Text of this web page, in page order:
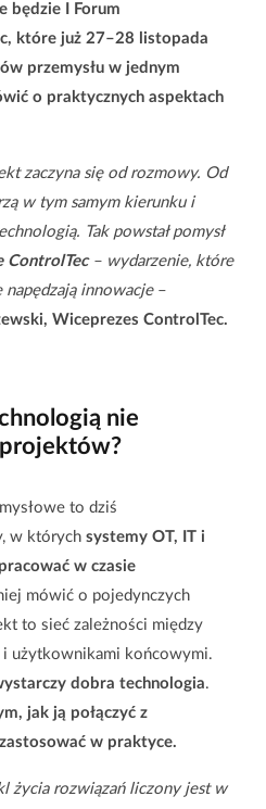
będzie I Forum
które już 27–28 listopada
przemysłu w jednym
o praktycznych aspektach
zaczyna się od rozmowy. Od
w tym samym kierunku i
Tak powstał pomysł
ControlTec– wydarzenie, które
napędzają innowacje–
Wiceprezes ControlTec.
nie
to dziś
w których systemy OT, IT i
w czasie
mówić o pojedynczych
to sieć zależności między
i użytkownikami końcowymi.
dobra technologia.
jak ją połączyć z
w praktyce.
życia rozwiązań liczony jest w